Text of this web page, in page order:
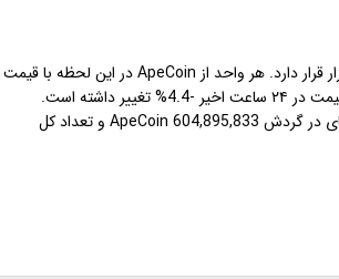
ApeCoin با نماد اختصاری APE یک ارز دیجیتال یا شکلی از دارایی دیجیتال است که با ارزش بازار حدود 1,362,960,000 دلار، در رتبه 95 بازار قرار دارد. هر واحد از ApeCoin در این لحظه با قیمت
0.1323 دلار، با احتساب نرخ تتر 186,749 تومان معادل 24,706 تومان معامله می شود و حجم مبادلات روزانه آن 309803264 دلار است. قیمت در ۲۴ ساعت اخیر -4.4% تغییر داشته است.
بالاترین قیمت ApeCoin در تاریخ 29 اُم April سال 2022 معادل 26.8 دلار بوده که همینک %99 پایین تر از آن زمان قرار دارد. تعداد واحدهای در گردش ApeCoin 604,895,833 و تعداد کل